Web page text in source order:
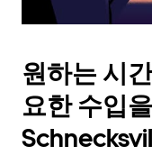
캘
린
더
를
닫
원하는 시
요한 수입